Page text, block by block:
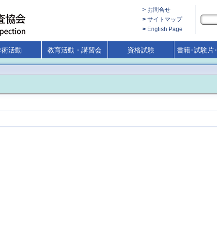
お問合せ
サイトマップ
English Page
術活動 教育活動・講習会 資格試験 書籍･試験片